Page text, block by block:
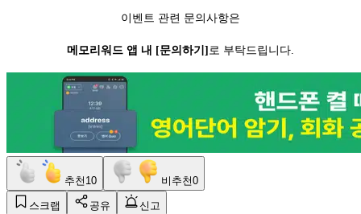
이벤트 관련 문의사항은
메모리워드 앱 내 [문의하기] 로 부탁드립니다.
추천 10 비추천0
스크랩 공유
신고